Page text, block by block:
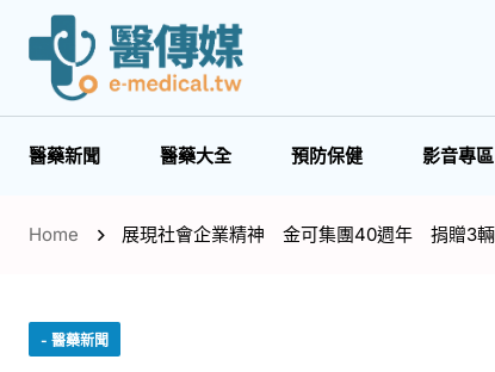
醫藥新聞 醫藥大全 預防保健 影音專區
Home 展現社會企業精神 金可集團40週年 捐贈3輛
- 醫藥新聞